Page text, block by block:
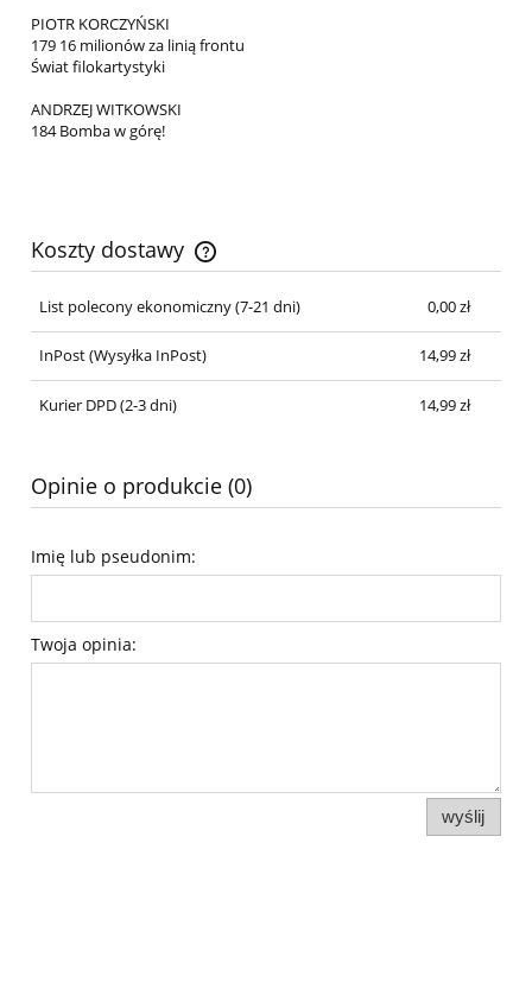
PIOTR KORCZYŃSKI
179 16 milionów za linią frontu
Świat filokartystyki
ANDRZEJ WITKOWSKI
184 Bomba w górę!
Koszty dostawy
Cena nie zawiera ewentualnych kosztów płatności
List polecony ekonomiczny (7-21 dni)
0,00 zł
InPost(Wysyłka InPost) 14,99 zł
Kurier DPD (2-3 dni) 14,99 zł
Opinie o produkcie (0)
Imię lub pseudonim:
Twoja opinia:
wyślij